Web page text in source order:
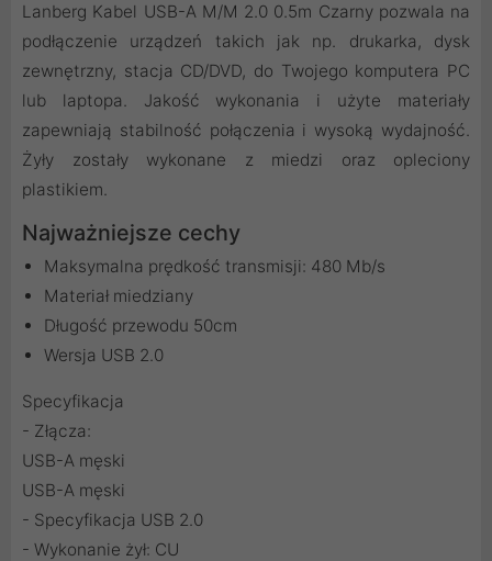
Lanberg Kabel USB-A M/M 2.0 0.5m Czarny pozwala na
podłączenie urządzeń takich jak np. drukarka, dysk
zewnętrzny, stacja CD/DVD, do Twojego komputera PC
lub laptopa. Jakość wykonania i użyte materiały
zapewniają stabilność połączenia i wysoką wydajność.
Żyły zostały wykonane z miedzi oraz opleciony
plastikiem.
Najważniejsze cechy
Maksymalna prędkość transmisji: 480 Mb/s
Materiał miedziany
Długość przewodu 50cm
Wersja USB 2.0
Specyfikacja
- Złącza:
USB-A męski
USB-A męski
- Specyfikacja USB 2.0
- Wykonanie żył: CU